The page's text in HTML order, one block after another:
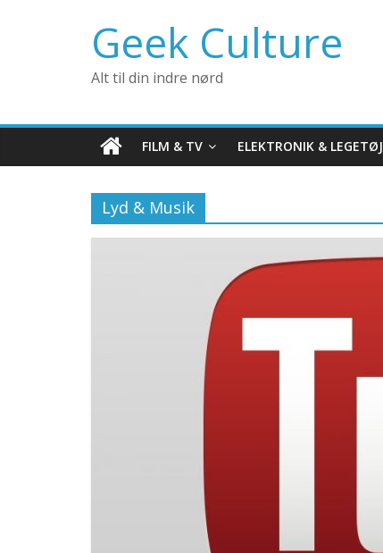
Geek Culture
Alt til din indre nørd
FILM & TV ELEKTRONIK & LEGETØJ
Lyd & Musik